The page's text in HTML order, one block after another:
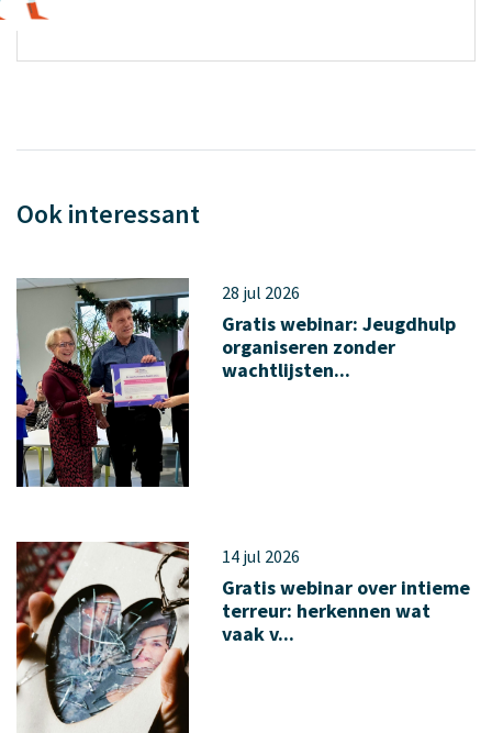
Ook interessant
28 jul 2026
Gratis webinar: Jeugdhulp
organiseren zonder
wachtlijsten...
14 jul 2026
Gratis webinar over intieme
terreur: herkennen wat
vaak v...